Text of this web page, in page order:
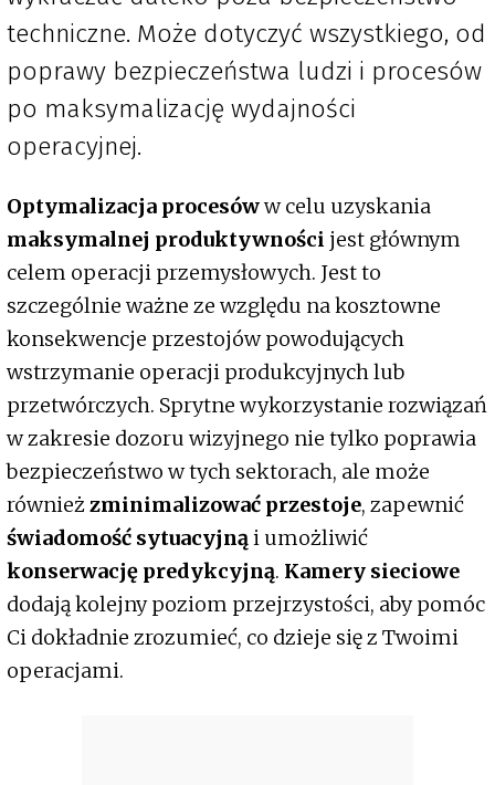
techniczne. Może dotyczyć wszystkiego, od
poprawy bezpieczeństwa ludzi i procesów
po maksymalizację wydajności
operacyjnej.
Optymalizacja procesóww celu uzyskania
maksymalnej produktywności jest głównym
celem operacji przemysłowych. Jest to
szczególnie ważne ze względu na kosztowne
konsekwencje przestojów powodujących
wstrzymanie operacji produkcyjnych lub
przetwórczych. Sprytne wykorzystanie rozwiązań
w zakresie dozoru wizyjnego nie tylko poprawia
bezpieczeństwo w tych sektorach, ale może
równieżzminimalizować przestoje, zapewnić
świadomość sytuacyjnąi umożliwić
konserwację predykcyjną. Kamery sieciowe
dodają kolejny poziom przejrzystości, aby pomóc
Ci dokładnie zrozumieć, co dzieje się z Twoimi
operacjami.